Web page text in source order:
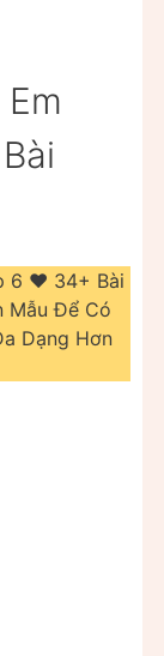
6 ❤️️ 34+ Bài
Mẫu Để Có
Dạng Hơn